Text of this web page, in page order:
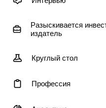
Разыскивается
издатель
Круглый стол
Профессия